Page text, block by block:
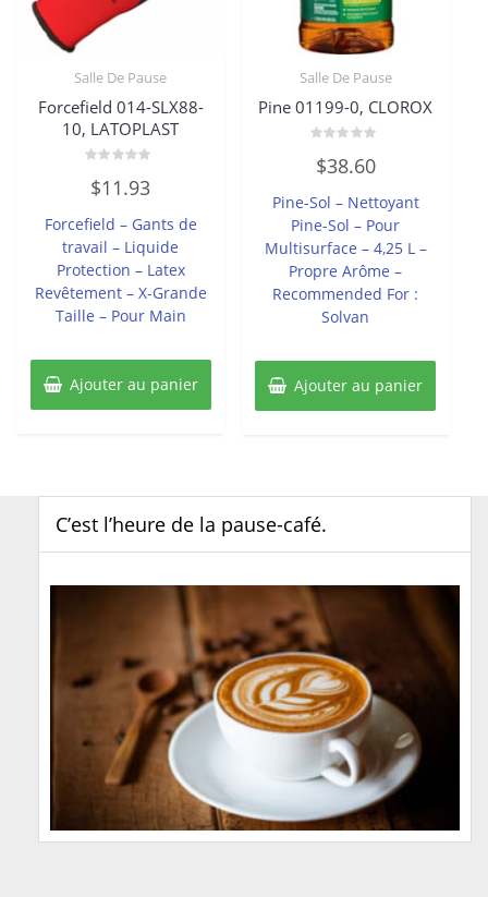
Salle De Pause
Forcefield 014-SLX88-
10, LATOPLAST
0
sur
$11.93
Forcefield – Gants de
travail – Liquide
Protection – Latex
Revêtement – X-Grande
Taille – Pour Main
Ajouter au panier
Salle De Pause
Pine 01199-0, CLOROX
0
sur
$38.60
Pine-Sol – Nettoyant
Pine-Sol – Pour
Multisurface – 4,25 L –
Propre Arôme –
Recommended For :
Solvan
Ajouter au panier
C’est l’heure de la pause-café.